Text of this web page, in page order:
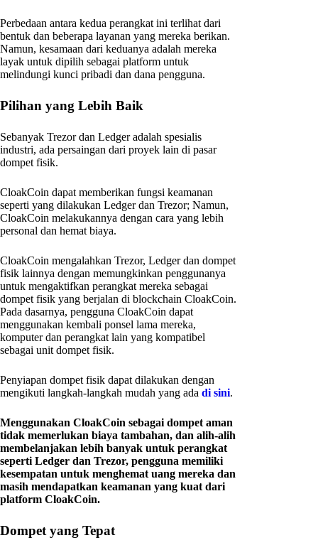
Perbedaan antara kedua perangkat ini terlihat dari
bentuk dan beberapa layanan yang mereka berikan.
Namun, kesamaan dari keduanya adalah mereka
layak untuk dipilih sebagai platform untuk
melindungi kunci pribadi dan dana pengguna.
Pilihan yang Lebih Baik
Sebanyak Trezor dan Ledger adalah spesialis
industri, ada persaingan dari proyek lain di pasar
dompet fisik.
CloakCoin dapat memberikan fungsi keamanan
seperti yang dilakukan Ledger dan Trezor; Namun,
CloakCoin melakukannya dengan cara yang lebih
personal dan hemat biaya.
CloakCoin mengalahkan Trezor, Ledger dan dompet
fisik lainnya dengan memungkinkan penggunanya
untuk mengaktifkan perangkat mereka sebagai
dompet fisik yang berjalan di blockchain CloakCoin.
Pada dasarnya, pengguna CloakCoin dapat
menggunakan kembali ponsel lama mereka,
komputer dan perangkat lain yang kompatibel
sebagai unit dompet fisik.
Penyiapan dompet fisik dapat dilakukan dengan
mengikuti langkah-langkah mudah yang ada di sini.
Menggunakan CloakCoin sebagai dompet aman
tidak memerlukan biaya tambahan, dan alih-alih
membelanjakan lebih banyak untuk perangkat
seperti Ledger dan Trezor, pengguna memiliki
kesempatan untuk menghemat uang mereka dan
masih mendapatkan keamanan yang kuat dari
platform CloakCoin.
Dompet yang Tepat